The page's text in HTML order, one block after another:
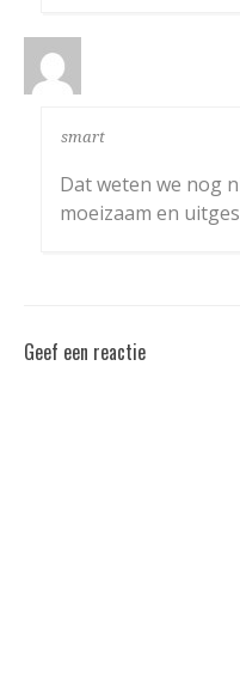
smart
Dat weten we nog
moeizaam en
Geef een reactie